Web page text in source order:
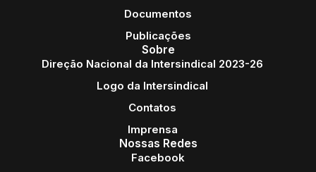
Documentos
Publicações
Sobre
Direção Nacional da Intersindical 2023-26
Logo da Intersindical
Contatos
Imprensa
Nossas Redes
Facebook